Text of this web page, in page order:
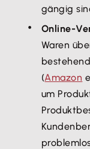
gängig
Online-
Waren
(Amazon
um